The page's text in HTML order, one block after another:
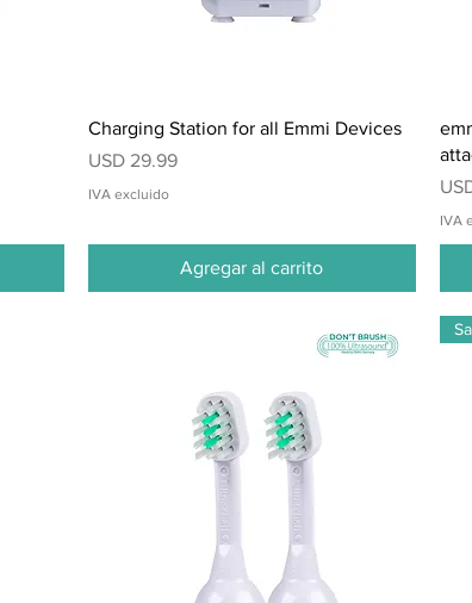
Vista rápida
Charging Station for all Emmi Devices
Precio
USD 29.99
IVA excluido
Agregar al carrito
IVA